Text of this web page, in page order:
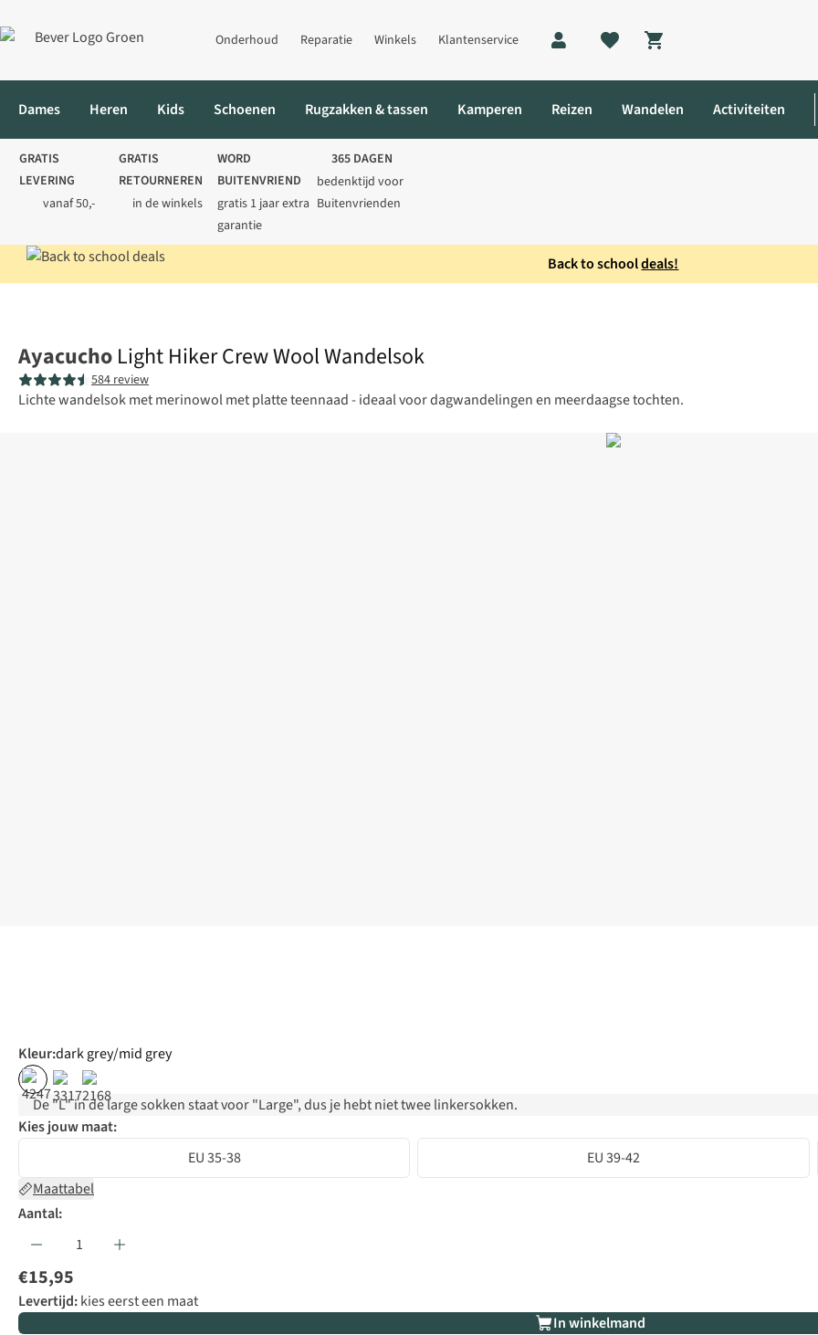
Onderhoud Reparatie Winkels Klantenservice
Shopping cart
Dames Heren Kids Schoenen Rugzakken & tassen Kamperen Reizen Wandelen Activiteiten
GRATIS
LEVERING
vanaf 50,-
GRATIS
RETOURNEREN
in de winkels
WORD
BUITENVRIEND
gratis 1 jaar extra
garantie
365 DAGEN
bedenktijd voor
Buitenvrienden
Back to schooldeals!
Ayacucho Light Hiker Crew Wool Wandelsok
584 review
Lichte wandelsok met merinowol met platte teennaad - ideaal voor dagwandelingen en meerdaagse tochten.
Kleur:dark grey/mid grey
De "L" in de large sokken staat voor "Large", dus je hebt niet twee linkersokken.
Kies jouw maat:
EU 35-38
EU 39-42
Maattabel
Aantal:
€15,95
Levertijd:kies eerst een maat
In winkelmand